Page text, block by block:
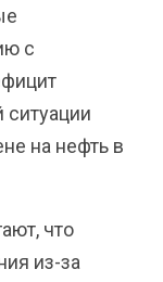
с
ситуации
на нефть в
что
из-за